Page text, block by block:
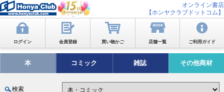
オンライン書店
【ホンヤクラブドットコム】
ログイン 会員登録 買い物かご 店舗一覧 ご利用ガイド
本 コミック 雑誌 その他商材
検索